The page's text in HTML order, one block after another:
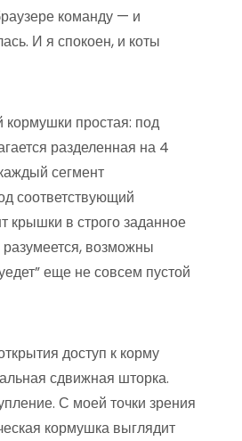
команду — и
И я спокоен, и коты
кормушки простая: под
разделенная на 4
сегмент
соответствующий
крышки в строго заданное
возможны
еще не совсем пустой
доступ к корму
сдвижная шторка.
С моей точки зрения
кормушка выглядит